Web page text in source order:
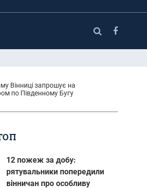
Вінниці запрошує на
по Південному Бугу
12 пожеж за добу:
рятувальники попередили
вінничан про особливу